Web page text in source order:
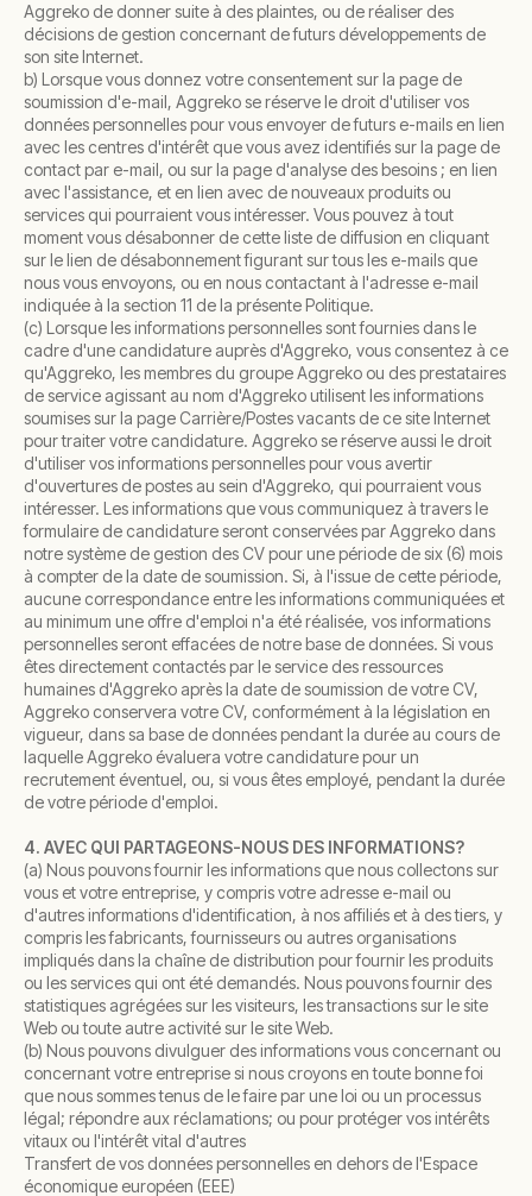
Aggreko de donner suite à des plaintes, ou de réaliser des
décisions de gestion concernant de futurs développements de
son site Internet.
b) Lorsque vous donnez votre consentement sur la page de
soumission d'e-mail, Aggreko se réserve le droit d'utiliser vos
données personnelles pour vous envoyer de futurs e-mails en lien
avec les centres d'intérêt que vous avez identifiés sur la page de
contact par e-mail, ou sur la page d'analyse des besoins ; en lien
avec l'assistance, et en lien avec de nouveaux produits ou
services qui pourraient vous intéresser. Vous pouvez à tout
moment vous désabonner de cette liste de diffusion en cliquant
sur le lien de désabonnement figurant sur tous les e-mails que
nous vous envoyons, ou en nous contactant à l'adresse e-mail
indiquée à la section 11 de la présente Politique.
(c) Lorsque les informations personnelles sont fournies dans le
cadre d'une candidature auprès d'Aggreko, vous consentez à ce
qu'Aggreko, les membres du groupe Aggreko ou des prestataires
de service agissant au nom d'Aggreko utilisent les informations
soumises sur la page Carrière/Postes vacants de ce site Internet
pour traiter votre candidature. Aggreko se réserve aussi le droit
d'utiliser vos informations personnelles pour vous avertir
d'ouvertures de postes au sein d'Aggreko, qui pourraient vous
intéresser. Les informations que vous communiquez à travers le
formulaire de candidature seront conservées par Aggreko dans
notre système de gestion des CV pour une période de six (6) mois
à compter de la date de soumission. Si, à l'issue de cette période,
aucune correspondance entre les informations communiquées et
au minimum une offre d'emploi n'a été réalisée, vos informations
personnelles seront effacées de notre base de données. Si vous
êtes directement contactés par le service des ressources
humaines d'Aggreko après la date de soumission de votre CV,
Aggreko conservera votre CV, conformément à la législation en
vigueur, dans sa base de données pendant la durée au cours de
laquelle Aggreko évaluera votre candidature pour un
recrutement éventuel, ou, si vous êtes employé, pendant la durée
de votre période d'emploi.
4. AVEC QUI PARTAGEONS-NOUS DES INFORMATIONS?
(a) Nous pouvons fournir les informations que nous collectons sur
vous et votre entreprise, y compris votre adresse e-mail ou
d'autres informations d'identification, à nos affiliés et à des tiers, y
compris les fabricants, fournisseurs ou autres organisations
impliqués dans la chaîne de distribution pour fournir les produits
ou les services qui ont été demandés. Nous pouvons fournir des
statistiques agrégées sur les visiteurs, les transactions sur le site
Web ou toute autre activité sur le site Web.
(b) Nous pouvons divulguer des informations vous concernant ou
concernant votre entreprise si nous croyons en toute bonne foi
que nous sommes tenus de le faire par une loi ou un processus
légal; répondre aux réclamations; ou pour protéger vos intérêts
vitaux ou l'intérêt vital d'autres
Transfert de vos données personnelles en dehors de l'Espace
économique européen (EEE)